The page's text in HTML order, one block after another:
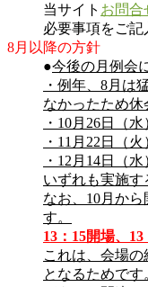
当サイト お問合
必要事項をご記
8月以降の方針
●今後の月例会
・例年、8月は
なかったため休
・10月26日（
・11月22日（
・12月14日（
いずれも実施す
なお、10月か
す。
13：15開場、
これは、会場の
となるためです